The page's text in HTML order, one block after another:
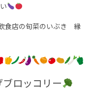
食店の旬菜のいぶき 縁
ロッコリー